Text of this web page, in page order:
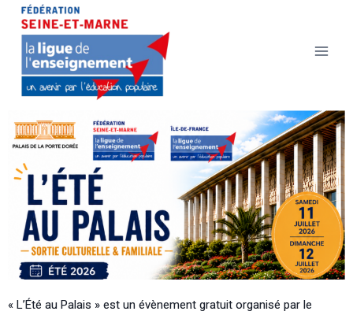
« L’Été au Palais » est un évènement gratuit organisé par le